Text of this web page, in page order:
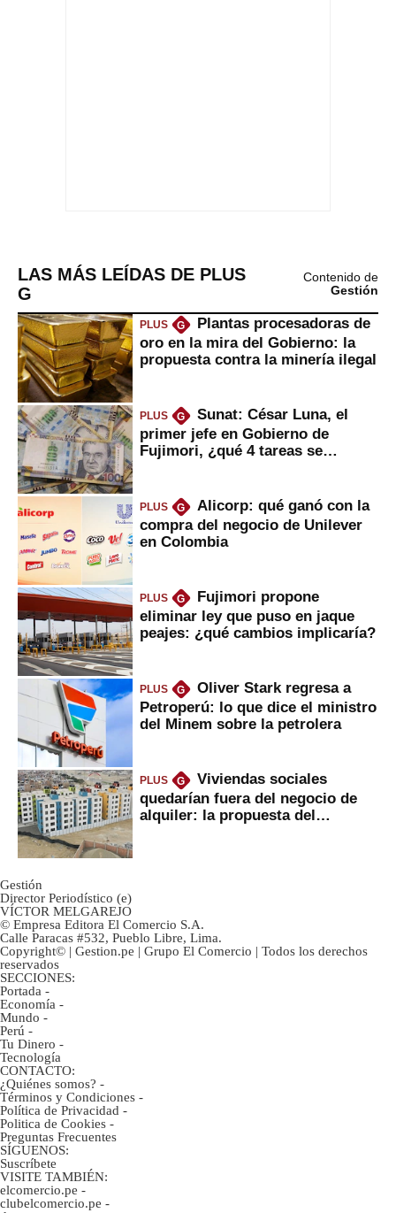
LAS MÁS LEÍDAS DE PLUS
G
Contenido de
Gestión
PLUS G
Plantas procesadoras de
oro en la mira del Gobierno: la
propuesta contra la minería ilegal
PLUS G
Sunat: César Luna, el
primer jefe en Gobierno de
Fujimori, ¿qué 4 tareas se
PLUS G
Alicorp: qué ganó con la
compra del negocio de Unilever
en Colombia
PLUS G
Fujimori propone
eliminar ley que puso en jaque
peajes: ¿qué cambios implicaría?
PLUS G
Oliver Stark regresa a
Petroperú: lo que dice el ministro
del Minem sobre la petrolera
PLUS G
Viviendas sociales
quedarían fuera del negocio de
alquiler: la propuesta del
Gestión
Director Periodístico (e)
VÍCTOR MELGAREJO
© Empresa Editora El Comercio S.A.
Calle Paracas #532, Pueblo Libre, Lima.
Copyright© | Gestion.pe | Grupo El Comercio | Todos los derechos
reservados
SECCIONES:
Portada -
Economía -
Mundo -
Perú -
Tu Dinero -
Tecnología
CONTACTO:
¿Quiénes somos? -
Términos y Condiciones -
Política de Privacidad -
Politica de Cookies -
Preguntas Frecuentes
SÍGUENOS:
Suscríbete
VISITE TAMBIÉN:
elcomercio.pe -
clubelcomercio.pe -